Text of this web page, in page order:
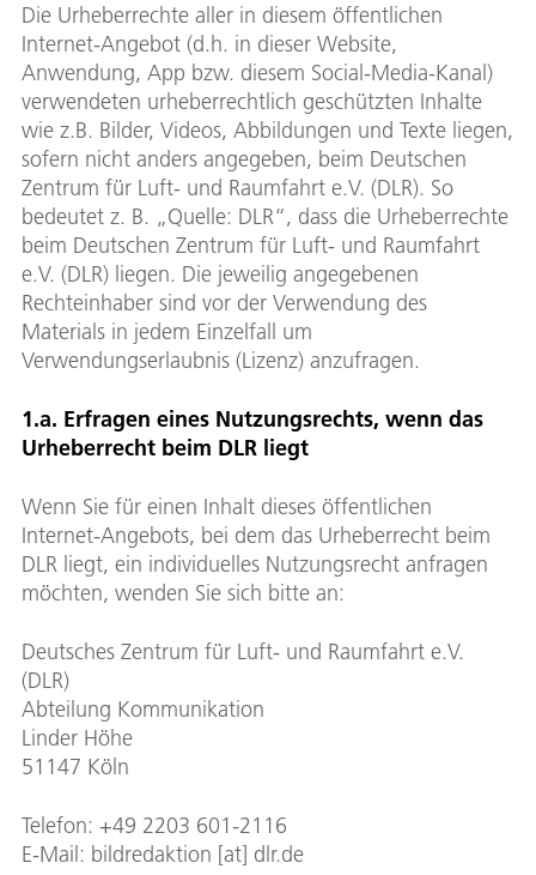
Die Urheberrechte aller in diesem öffentlichen
Internet-Angebot (d.h. in dieser Website,
Anwendung, App bzw. diesem Social-Media-Kanal)
verwendeten urheberrechtlich geschützten Inhalte
wie z.B. Bilder, Videos, Abbildungen und Texte liegen,
sofern nicht anders angegeben, beim Deutschen
Zentrum für Luft- und Raumfahrt e.V. (DLR). So
bedeutet z. B. „Quelle: DLR“, dass die Urheberrechte
beim Deutschen Zentrum für Luft- und Raumfahrt
e.V. (DLR) liegen. Die jeweilig angegebenen
Rechteinhaber sind vor der Verwendung des
Materials in jedem Einzelfall um
Verwendungserlaubnis (Lizenz) anzufragen.
1.a. Erfragen eines Nutzungsrechts, wenn das
Urheberrecht beim DLR liegt
Wenn Sie für einen Inhalt dieses öffentlichen
Internet-Angebots, bei dem das Urheberrecht beim
DLR liegt, ein individuelles Nutzungsrecht anfragen
möchten, wenden Sie sich bitte an:
Deutsches Zentrum für Luft- und Raumfahrt e.V.
(DLR)
Abteilung Kommunikation
Linder Höhe
51147 Köln
Telefon: +49 2203 601-2116
E-Mail: bildredaktion [at] dlr.de